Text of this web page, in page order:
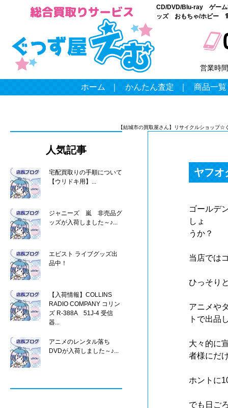
CD/DVD/Blu-ray ゲーム
ッズ おもちゃ/ホビー
営業時間
ホーム かんたん査定 商品一覧
【結城市の買取屋さん】リサイクルショップ☆
ヤフオ
ゴールデ
しょ
うか？
当店では
ひっそり
アニメや
トで出品
大々的に
者様にだ
ホントに
でも日ご
人気記事
宅配買取りの手順について
【ウリドキ用】...
ジャニーズ 嵐 非売品グ
ッズが入荷しました～♪...
エビスト ライブグッズ出
品中！
【入荷情報】COLLINS
RADIO COMPANY コリン
ズ R-388A 51J-4 受信
器...
アニメのレンタル落ち
DVDが入荷しました～♪...